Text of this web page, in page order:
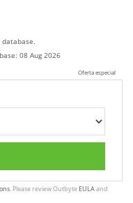
08 Aug 2026
Oferta especial
. Please review Outbyte EULAand